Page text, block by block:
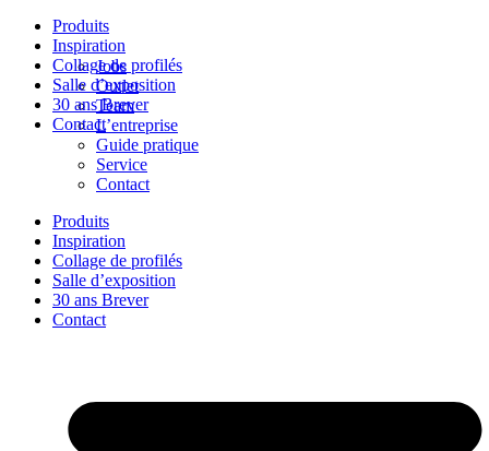
Jobs
Outlet
Team
L’entreprise
Guide pratique
Service
Contact
Produits
Inspiration
Collage de profilés
Salle d’exposition
30 ans Brever
Contact
Produits
Inspiration
Collage de profilés
Salle d’exposition
30 ans Brever
Contact